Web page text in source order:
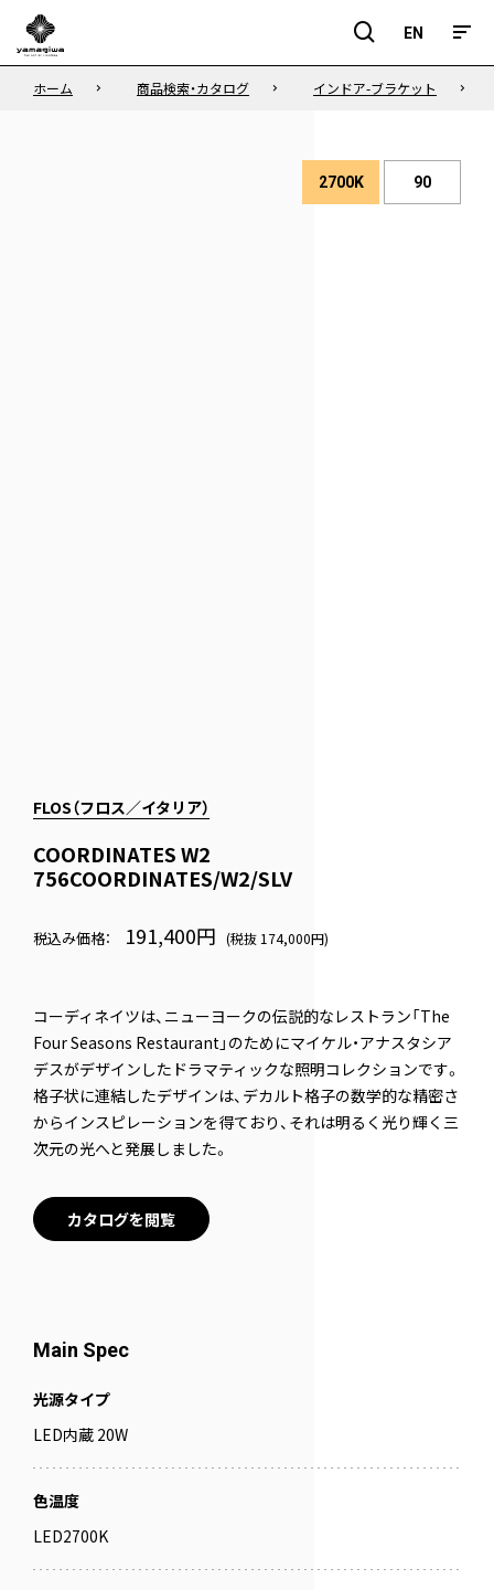
EN
EN
ホーム 商品検索・カタログ インドア-ブラケット
2700K 演
色
90
FLOS（フロス／イタリア）
COORDINATES W2
756COORDINATES/W2/SLV
税込み価格： 191,400円 (税抜 174,000円)
コーディネイツは、ニューヨークの伝説的なレストラン「The
Four Seasons Restaurant」のためにマイケル・アナスタシア
デスがデザインしたドラマティックな照明コレクションです。
格子状に連結したデザインは、デカルト格子の数学的な精密さ
からインスピレーションを得ており、それは明るく光り輝く三
次元の光へと発展しました。
カタログを閲覧
Main Spec
光源タイプ
LED内蔵 20W
色温度
LED2700K